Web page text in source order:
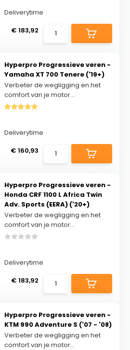
Deliverytime
€ 183,92
Hyperpro Progressieve veren -
Yamaha XT 700 Tenere ('19+)
Verbeter de wegligging en het
comfort van je motor...
Deliverytime
€ 160,93
Hyperpro Progressieve veren -
Honda CRF 1100 L Africa Twin
Adv. Sports (EERA) ('20+)
Verbeter de wegligging en het
comfort van je motor...
Deliverytime
€ 183,92
Hyperpro Progressieve veren -
KTM 990 Adventure S ('07 - '08)
Verbeter de wegligging en het
comfort van je motor...